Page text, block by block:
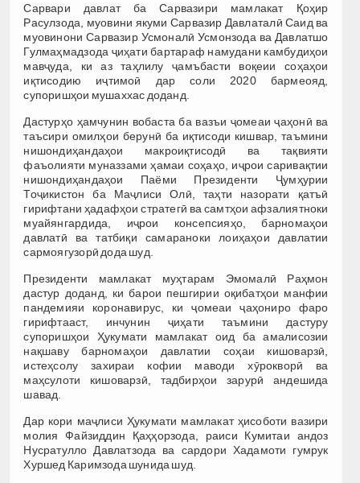
Сарвари давлат ба Сарвазири мамлакат Қоҳир
Расулзода, муовини якуми Сарвазир Давлаталӣ Саид ва
муовинони Сарвазир Усмоналӣ Усмонзода ва Давлатшо
Гулмаҳмадзода ҷиҳати бартараф намудани камбудиҳои
мавҷуда, ки аз таҳлилу ҷамъбасти воқеии соҳаҳои
иқтисодию иҷтимоӣ дар соли 2020 бармеояд,
супоришҳои мушаххас доданд.
Дастурҳо ҳамчунин вобаста ба вазъи ҷомеаи ҷаҳонӣ ва
таъсири омилҳои берунӣ ба иқтисоди кишвар, таъмини
нишондиҳандаҳои макроиқтисодӣ ва тақвияти
фаъолияти муназзами ҳамаи соҳаҳо, иҷрои саривақтии
нишондиҳандаҳои Паёми Президенти Ҷумҳурии
Тоҷикистон ба Маҷлиси Олӣ, таҳти назорати қатъӣ
гирифтани ҳадафҳои стратегӣ ва самтҳои афзалиятноки
муайянгардида, иҷрои консепсияҳо, барномаҳои
давлатӣ ва татбиқи самараноки лоиҳаҳои давлатии
сармоягузорӣ дода шуд.
Президенти мамлакат муҳтарам Эмомалӣ Раҳмон
дастур доданд, ки барои пешгирии оқибатҳои манфии
пандемияи коронавирус, ки ҷомеаи ҷаҳониро фаро
гирифтааст, инчунин ҷиҳати таъмини дастуру
супоришҳои Ҳукумати мамлакат оид ба амалисозии
нақшаву барномаҳои давлатии соҳаи кишоварзӣ,
истеҳсолу захираи кофии маводи хӯрокворӣ ва
маҳсулоти кишоварзӣ, тадбирҳои зарурӣ андешида
шавад.
Дар кори маҷлиси Ҳукумати мамлакат ҳисоботи вазири
молия Файзиддин Қаҳҳорзода, раиси Кумитаи андоз
Нусратулло Давлатзода ва сардори Хадамоти гумрук
Хуршед Каримзода шунида шуд.